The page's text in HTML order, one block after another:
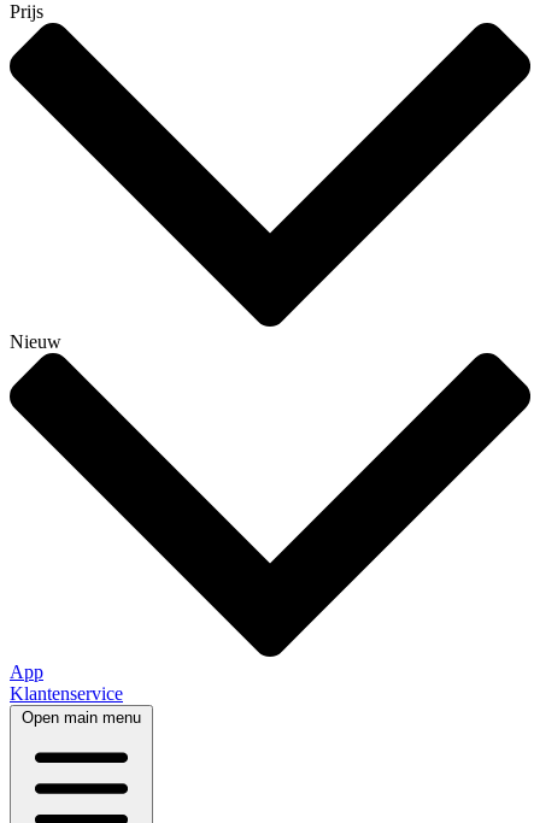
Prijs
Nieuw
App
Klantenservice
Open main menu